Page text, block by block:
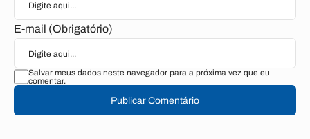
E-mail (Obrigatório)
Salvar meus dados neste navegador para a próxima vez que eu
comentar.
Publicar Comentário